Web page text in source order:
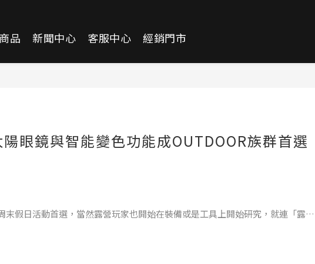
品 新聞中心 客服中心 經銷門市
眼鏡與智能變色功能成OUTDOOR族群首選
假日活動首選，當然露營玩家也開始在裝備或是工具上開始研究，就連「露營
，絕對是你的露營首選太陽眼鏡款。